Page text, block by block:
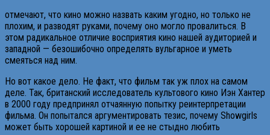
отмечают, что кино можно назвать каким угодно, но только не
плохим, и разводят руками, почему оно могло провалиться. В
этом радикальное отличие восприятия кино нашей аудиторией и
западной — безошибочно определять вульгарное и уметь
смеяться над ним.
Но вот какое дело. Не факт, что фильм так уж плох на самом
деле. Так, британский исследователь культового кино Иэн Хантер
в 2000 году предпринял отчаянную попытку реинтерпретации
фильма. Он попытался аргументировать тезис, почему Showgirls
может быть хорошей картиной и ее не стыдно любить